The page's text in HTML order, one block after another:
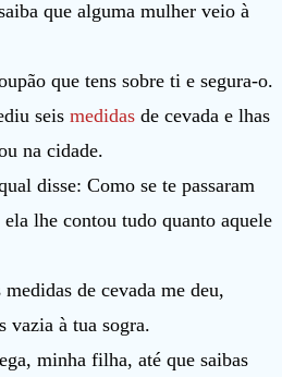
que alguma mulher veio à
que tens sobre ti e segura-o.
seis medidas de cevada e lhas
na cidade.
disse: Como se te passaram
lhe contou tudo quanto aquele
de cevada me deu,
vazia à tua sogra.
minha filha, até que saibas